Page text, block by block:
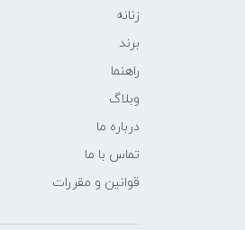
زنانه
برند
راهنما
وبلاگ
درباره ما
تماس با ما
قوانین و مقررات